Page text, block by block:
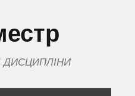
ДИСЦИПЛІНИ